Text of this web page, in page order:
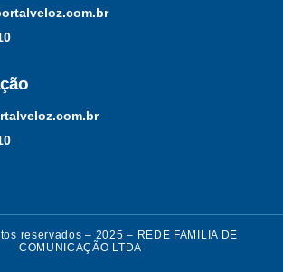
reservados – 2025 – REDE FAMILIA DE
COMUNICAÇÃO LTDA